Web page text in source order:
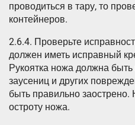
проводиться в тару, то
контейнеров.
2.6.4. Проверьте
должен иметь исправный
Рукоятка ножа должна быть
заусениц и других
быть правильно
остроту ножа.